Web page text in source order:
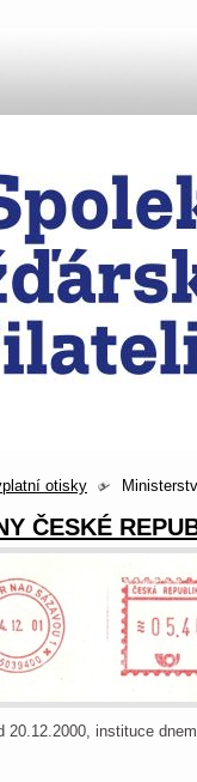
otisky
ČESKÉ
20.12.2000, instituce dnem